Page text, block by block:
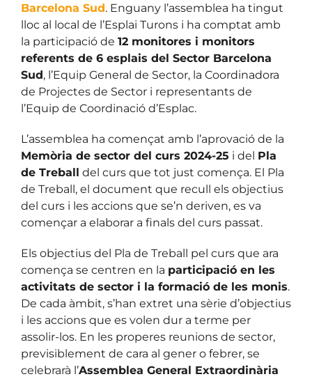
Barcelona Sud. Enguany l’assemblea ha tingut
lloc al local de l’Esplai Turons i ha comptat amb
la participació de 12 monitores i monitors
referents de 6 esplais del Sector Barcelona
Sud, l’Equip General de Sector, la Coordinadora
de Projectes de Sector i representants de
l’Equip de Coordinació d’Esplac.
L’assemblea ha començat amb l’aprovació de la
Memòria de sector del curs 2024-25 i del Pla
de Treball del curs que tot just comença. El Pla
de Treball, el document que recull els objectius
del curs i les accions que se’n deriven, es va
començar a elaborar a finals del curs passat.
Els objectius del Pla de Treball pel curs que ara
comença se centren en la participació en les
activitats de sector i la formació de les monis.
De cada àmbit, s’han extret una sèrie d’objectius
i les accions que es volen dur a terme per
assolir-los. En les properes reunions de sector,
previsiblement de cara al gener o febrer, se
celebrarà l’Assemblea General Extraordinària